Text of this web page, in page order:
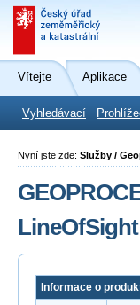
Vítejte Aplikace
Vyhledávací
Nyní jste zde: Služby /
LineOfSight
Informace o